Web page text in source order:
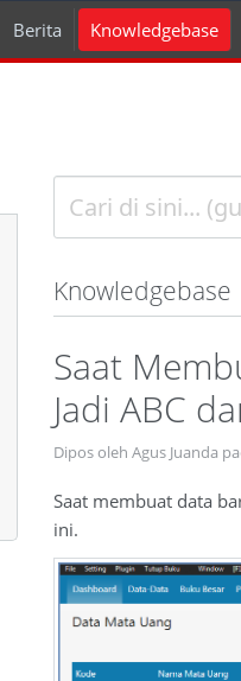
Berita Knowledgebase
Knowledgebase
Saat
Jadi ABC
Dipos oleh Agus Juanda
Saat membuat data
ini.